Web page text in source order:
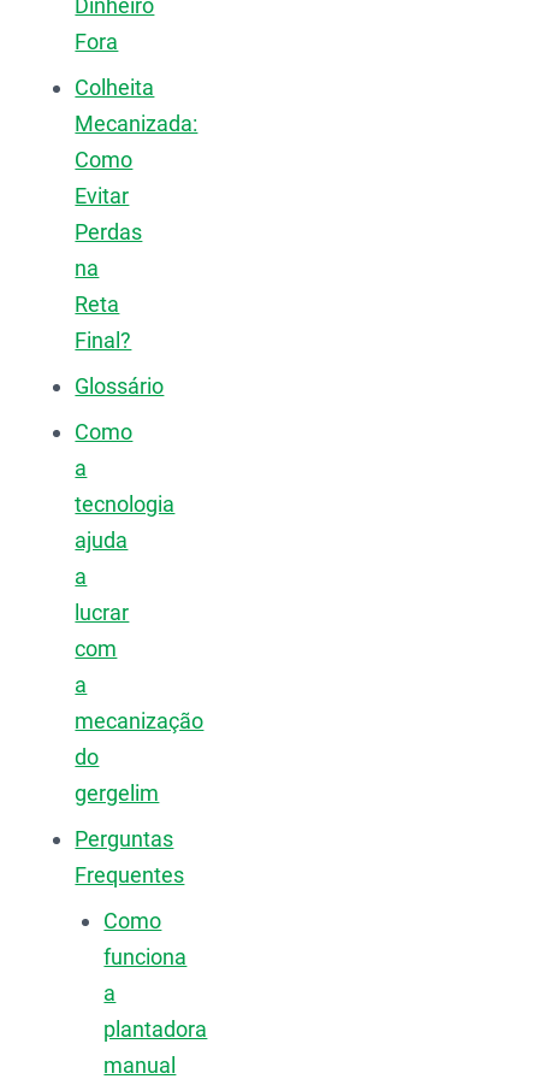
Dinheiro
Fora
Colheita
Mecanizada:
Como
Evitar
Perdas
na
Reta
Final?
Glossário
Como
a
tecnologia
ajuda
a
lucrar
com
a
mecanização
do
gergelim
Perguntas
Frequentes
Como
funciona
a
plantadora
manual